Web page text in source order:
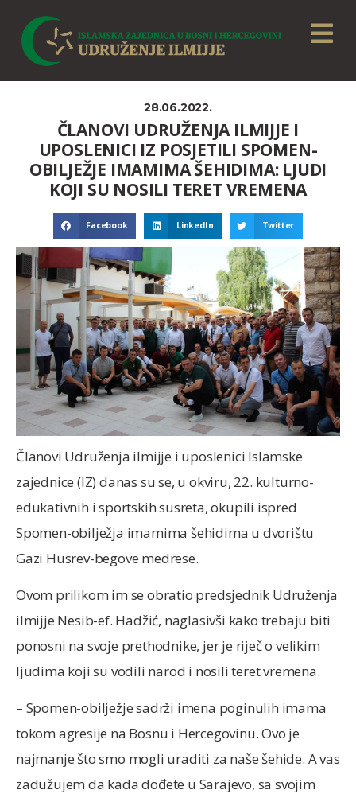
28.06.2022.
ČLANOVI UDRUŽENJA ILMIJJE I
UPOSLENICI IZ POSJETILI SPOMEN-
OBILJEŽJE IMAMIMA ŠEHIDIMA: LJUDI
KOJI SU NOSILI TERET VREMENA
Facebook LinkedIn Twitter
Članovi Udruženja ilmijje i uposlenici Islamske
zajednice (IZ) danas su se, u okviru, 22. kulturno-
edukativnih i sportskih susreta, okupili ispred
Spomen-obilježja imamima šehidima u dvorištu
Gazi Husrev-begove medrese.
Ovom prilikom im se obratio predsjednik Udruženja
ilmijje Nesib-ef. Hadžić, naglasivši kako trebaju biti
ponosni na svoje prethodnike, jer je riječ o velikim
ljudima koji su vodili narod i nosili teret vremena.
– Spomen-obilježje sadrži imena poginulih imama
tokom agresije na Bosnu i Hercegovinu. Ovo je
najmanje što smo mogli uraditi za naše šehide. A vas
zadužujem da kada dođete u Sarajevo, sa svojim